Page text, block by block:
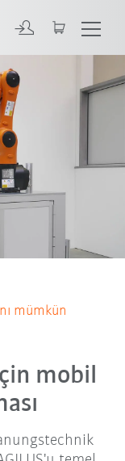
mümkün
mobil